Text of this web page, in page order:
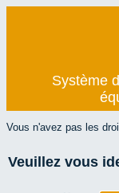
Système
Vous n'avez pas les
Veuillez vous